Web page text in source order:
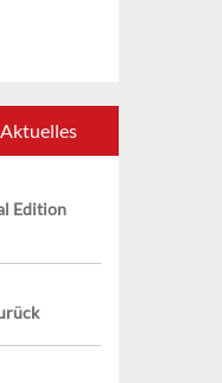
Aktuelles
Edition